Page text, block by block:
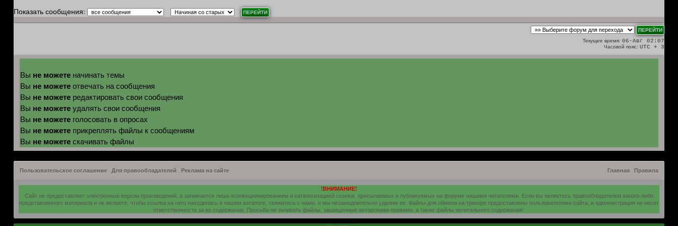
Показать сообщения:
Текущее время: 06-Авг 02:07
Часовой пояс: UTC + 3
Вы не можетеначинать темы
Вы не можетеотвечать на сообщения
Вы не можетередактировать свои сообщения
Вы не можетеудалять свои сообщения
Вы не можетеголосовать в опросах
Вы не можетеприкреплять файлы к сообщениям
Вы не можетескачивать файлы
Пользовательское соглашение Для правообладателей Реклама на сайте Главная Правила
!ВНИМАНИЕ!
Сайт не предоставляет электронные версии произведений, а занимается лишь коллекционированием и каталогизацией ссылок, присылаемых и публикуемых на форуме нашими читателями. Если вы являетесь правообладателем какого-либо
представленного материала и не желаете, чтобы ссылка на него находилась в нашем каталоге, свяжитесь с нами, и мы незамедлительно удалим ее. Файлы для обмена на трекере предоставлены пользователями сайта, и администрация не несет
ответственности за их содержание. Просьба не заливать файлы, защищенные авторскими правами, а также файлы нелегального содержания!